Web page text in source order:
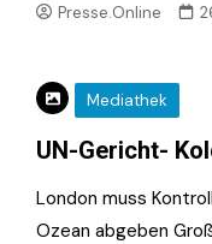
Presse.Online
Mediathek
UN-Gericht-
London muss
Ozean abgeben